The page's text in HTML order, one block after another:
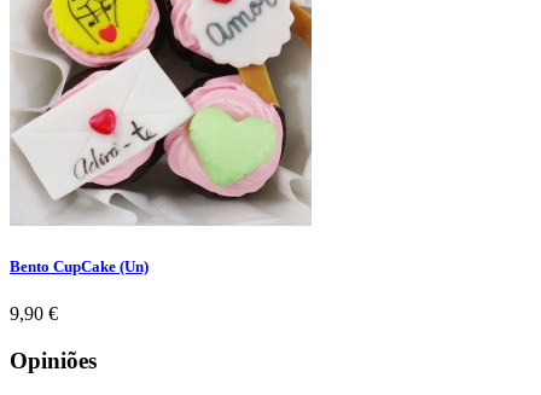
Bento CupCake (Un)
Preço
9,90 €
Opiniões